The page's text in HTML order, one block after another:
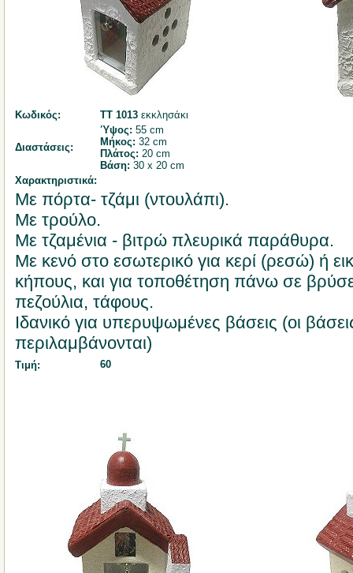
Κωδικός: ΤΤ 1013 εκκλησάκι
Διαστάσεις:
Ύψος: 55 cm
Μήκος: 32 cm
Πλάτος: 20 cm
Βάση: 30 x 20 cm
Χαρακτηριστικά:
Με πόρτα- τζάμι (ντουλάπι).
Με τρούλο.
Με τζαμένια - βιτρώ πλευρικά παράθυρα.
Με κενό στο εσωτερικό για κερί (ρεσώ) ή
κήπους, και για τοποθέτηση πάνω σε
πεζούλια, τάφους.
Ιδανικό για υπερυψωμένες βάσεις (οι
περιλαμβάνονται)
Τιμή: 60